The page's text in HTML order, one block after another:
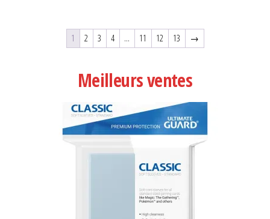
1 2 3 4 … 11 12 13 →
Meilleurs ventes